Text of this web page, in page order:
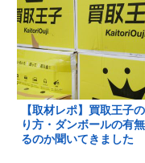
【取材レポ】買取王子
り方・ダンボールの有
るのか聞いてきました